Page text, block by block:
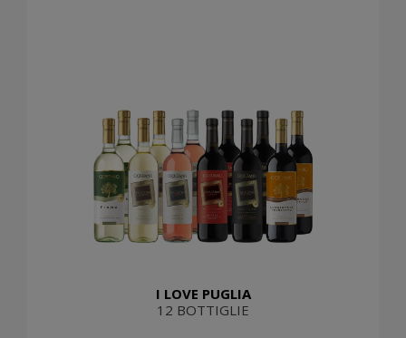
I LOVE PUGLIA
12 BOTTIGLIE